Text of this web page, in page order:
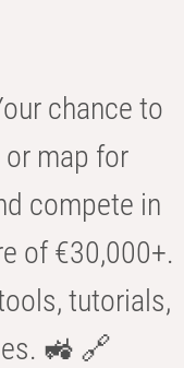
chance to
map for
compete in
of €30,000+.
tutorials,
🚜 🔗